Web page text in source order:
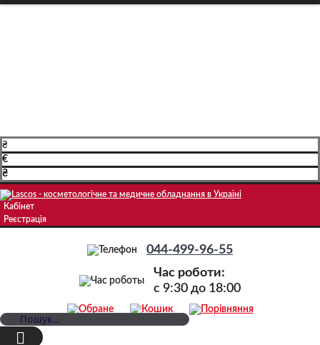
₴
€
₴
Кабінет
Реєстрація
044-499-96-55
Час роботи:
c 9:30 до 18:00